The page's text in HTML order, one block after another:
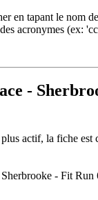
en tapant le nom
acronymes (ex:
-
actif, la fiche est